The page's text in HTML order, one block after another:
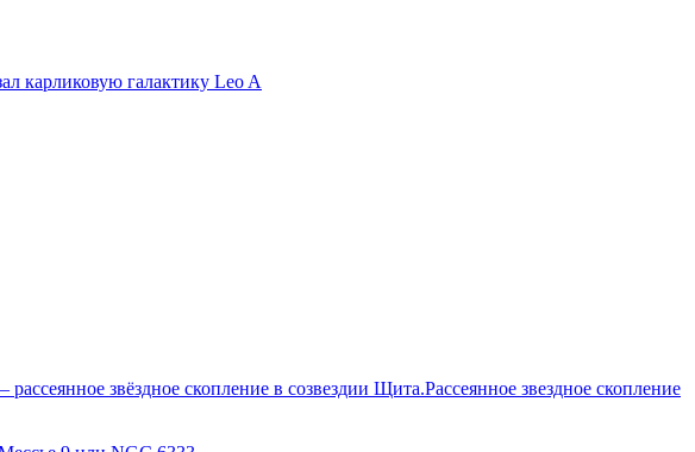
карликовую галактику Leo A
Рассеянное звездное скопление